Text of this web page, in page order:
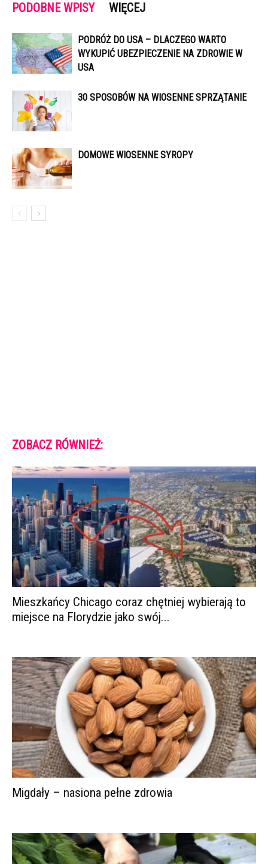
PODOBNE WPISY WIĘCEJ
PODRÓŻ DO USA – DLACZEGO WARTO
WYKUPIĆ UBEZPIECZENIE NA ZDROWIE W
USA
30 SPOSOBÓW NA WIOSENNE SPRZĄTANIE
DOMOWE WIOSENNE SYROPY
ZOBACZ RÓWNIEŻ:
Mieszkańcy Chicago coraz chętniej wybierają to
miejsce na Florydzie jako swój...
Migdały – nasiona pełne zdrowia